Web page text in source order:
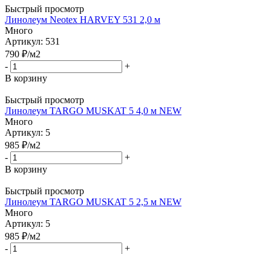
Быстрый просмотр
Линолеум Neotex HARVEY 531 2,0 м
Много
Артикул: 531
790 ₽/м2
-
+
В корзину
Быстрый просмотр
Линолеум TARGO MUSKAT 5 4,0 м NEW
Много
Артикул: 5
985 ₽/м2
-
+
В корзину
Быстрый просмотр
Линолеум TARGO MUSKAT 5 2,5 м NEW
Много
Артикул: 5
985 ₽/м2
-
+